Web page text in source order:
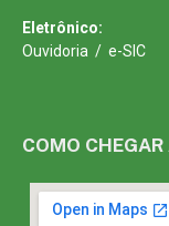
Eletrônico:
Ouvidoria / e-SIC
COMO